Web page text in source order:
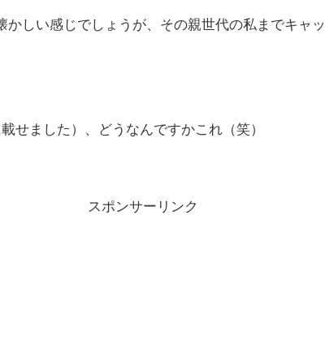
かしい感じでしょうが、その親世代の私までキャ
せました）、どうなんですかこれ（笑）
スポンサーリンク